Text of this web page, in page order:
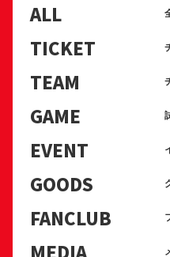
ALL
TICKET
TEAM
GAME
EVENT
GOODS
FANCLUB
MEDIA